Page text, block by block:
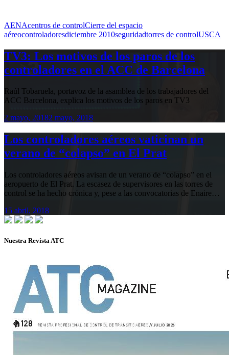
AENAcentros de controlCierre del espacio
aéreocontroladoresdiciembre 2010seguridadtorres de controlUSCA
TV3: Los motivos de los paros de los
controladores en el ACC de Barcelona
Raúl Tobaruela, portavoz de la asamblea de los trabajadores del
ACC Barcelona, explica los motivos de los paros en TV3
2 mayo, 20182 mayo, 2018
Los controladores aéreos vaticinan un
verano de “colapso” en El Prat
Los controladores aéreos avisan de un verano de “colapso” en el
aeropuerto de El Prat. La escasez de supervisores en las torres de
control se ha hecho crónica y, pese a las convocatorias de Enaire…
15 abril, 2018
Nuestra Revista ATC